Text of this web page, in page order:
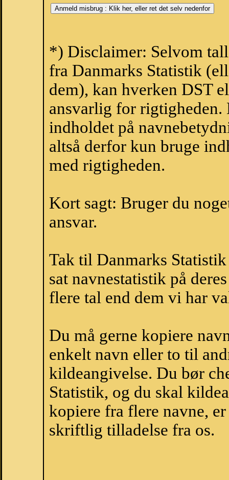
*) Disclaimer: Selvom
fra Danmarks Statistik
dem), kan hverken DST
ansvarlig for
indholdet på
altså derfor kun bruge
med rigtigheden.
Kort sagt: Bruger du
ansvar.
Tak til Danmarks
sat navnestatistik på
flere tal end dem vi har
Du må gerne kopiere
enkelt navn eller to til
kildeangivelse. Du bør
Statistik, og du skal
kopiere fra flere navne,
skriftlig tilladelse fra os.